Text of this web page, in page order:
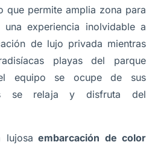
que permite amplia zona para
experiencia inolvidable a
de lujo privada mientras
playas del parque
equipo se ocupe de sus
se relaja y disfruta del
lujosa embarcación de color